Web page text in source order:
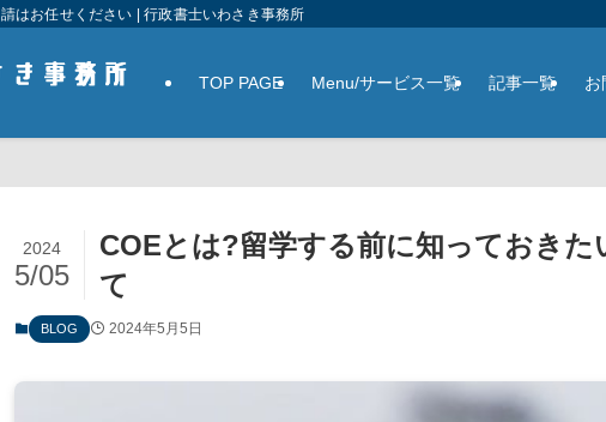
はお任せください | 行政書士いわさき事務所
TOP PAGE Menu/サービス一覧 記事一覧 お
COEとは?留学する前に知っておきた
て
2024
5/05
BLOG 2024年5月5日